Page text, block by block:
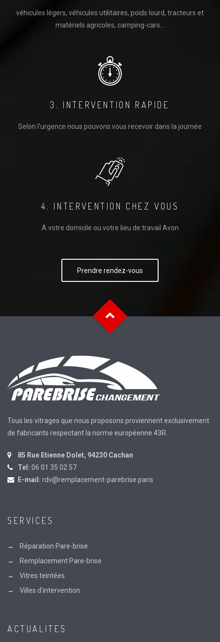
véhicules légers, véhicules utilitaires, poids lourd, tracteurs et
matériels agricoles, camping-cars...
3. INTERVENTION RAPIDE
Selon l'urgence nous pouvons vous recevoir dans la journée
4. INTERVENTION CHEZ VOUS
A votre domicile ou votre lieu de travail Avon
Prendre rendez-vous
Tous les vitrages que nous proposons proviennent exclusivement
de fabricants respectant la norme européenne 43R.
85 Rue Etienne Dolet, 94230 Cachan
Tel: 06 01 35 02 57
E-mail: rdv@remplacement-parebrise.paris
SERVICES
Réparation Pare-brise
Remplacement Pare-brise
Vitres teintées
Villes d'intervention
ACTUALITES